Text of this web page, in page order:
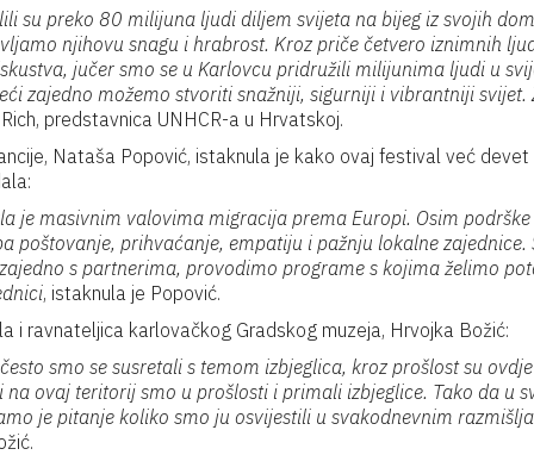
su preko 80 milijuna ljudi diljem svijeta na bijeg iz svojih
njihovu snagu i hrabrost. Kroz priče četvero iznimnih
jučer smo se u Karlovcu pridružili milijunima ljudi u
zajedno možemo stvoriti snažniji, sigurniji i vibrantniji svijet.
predstavnica UNHCR-a u Hrvatskoj.
Nataša Popović, istaknula je kako ovaj festival već
je masivnim valovima migracija prema Europi. Osim
poštovanje, prihvaćanje, empatiju i pažnju lokalne zajednice.
s partnerima, provodimo programe s kojima želimo
, istaknula je Popović.
i ravnateljica karlovačkog Gradskog muzeja, Hrvojka Božić:
smo se susretali s temom izbjeglica, kroz prošlost su
ovaj teritorij smo u prošlosti i primali izbjeglice. Tako da u
je pitanje koliko smo ju osvijestili u svakodnevnim